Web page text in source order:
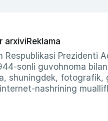
arxiviReklama
Respublikasi Prezidenti
sonli guvohnoma
shuningdek,
nashrining